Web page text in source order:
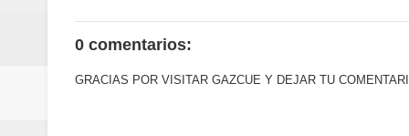
0 comentarios:
GRACIAS POR VISITAR GAZCUE Y DEJAR TU